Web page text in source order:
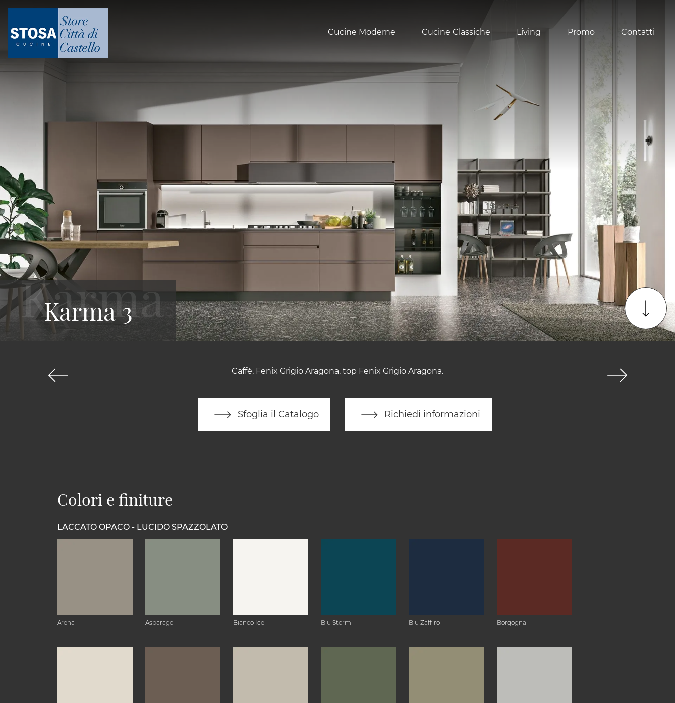
Cucine Moderne Cucine Classiche Living Promo Contatti
Caffè, Fenix Grigio Aragona, top Fenix Grigio Aragona.
Sfoglia il Catalogo Richiedi informazioni
Karma 3
Colori e finiture
LACCATO OPACO - LUCIDO SPAZZOLATO
Arena Asparago Bianco Ice Blu Storm Blu Zaffiro Borgogna